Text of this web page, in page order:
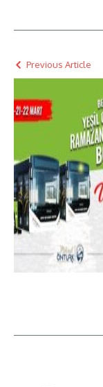
Previous Article